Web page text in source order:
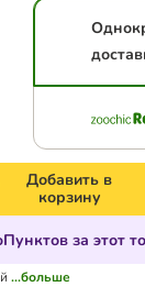
Добавить в
корзину
за этот
...больше